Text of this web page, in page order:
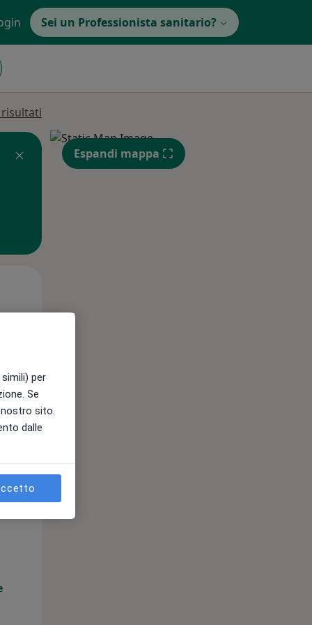
Sei un Professionista sanitario?
Mer,
Espandi mappa
per
Se
sito.
dalle